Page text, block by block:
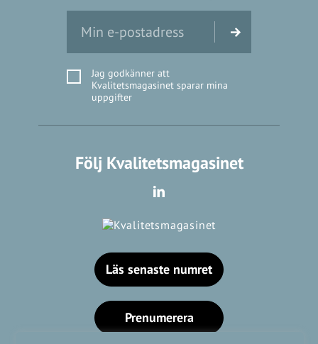
Jag godkänner att
Kvalitetsmagasinet sparar mina
uppgifter
Följ Kvalitetsmagasinet
Läs senaste numret
Prenumerera